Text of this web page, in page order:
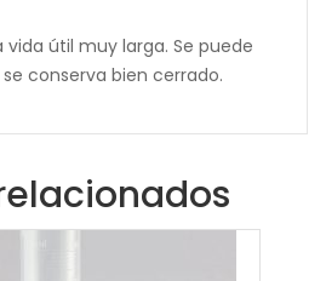
vida útil muy larga. Se puede
conserva bien cerrado.